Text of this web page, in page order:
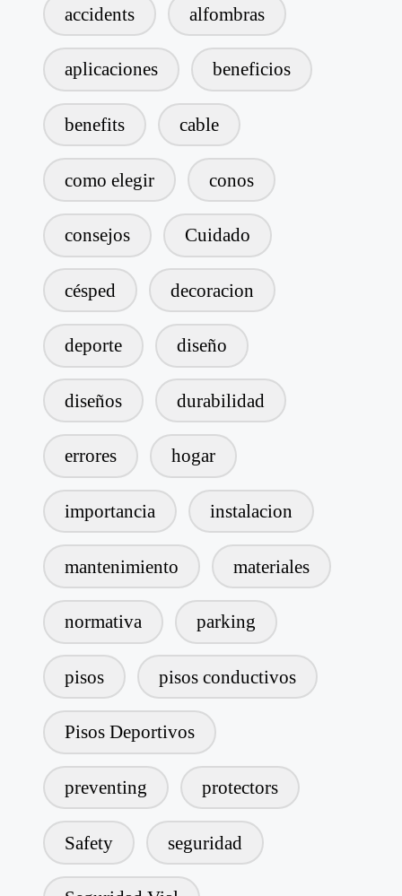
accidents alfombras
aplicaciones beneficios
benefits cable
como elegir conos
consejos Cuidado
césped decoracion
deporte diseño
diseños durabilidad
errores hogar
importancia instalacion
mantenimiento materiales
normativa parking
pisos pisos conductivos
Pisos Deportivos
preventing protectors
Safety seguridad